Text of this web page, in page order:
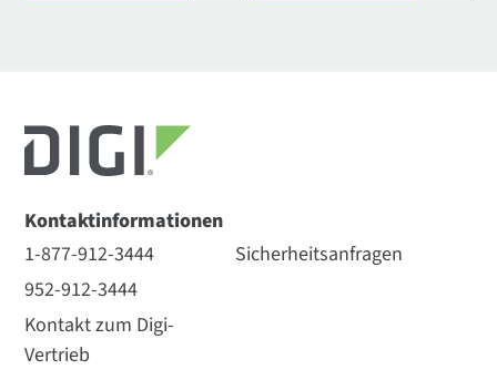
Kontaktinformationen
1-877-912-3444
952-912-3444
Kontakt zum Digi-
Vertrieb
Sicherheitsanfragen